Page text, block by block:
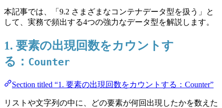
本記事では、「9.2 さまざまなコンテナデータ型を扱う」と
して、実務で頻出する4つの強力なデータ型を解説します。
1. 要素の出現回数をカウントす
る： Counter
Section titled “1. 要素の出現回数をカウントする：Counter”
リストや文字列の中に、どの要素が何回出現したかを数えた